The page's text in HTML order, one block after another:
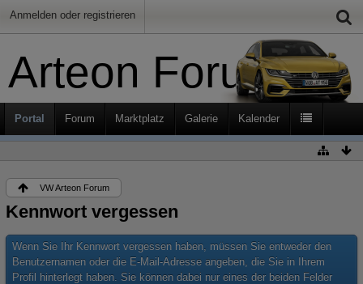
Anmelden oder registrieren
Arteon Forum
Portal Forum Marktplatz Galerie Kalender
VW Arteon Forum
Kennwort vergessen
Wenn Sie Ihr Kennwort vergessen haben, müssen Sie entweder den
Benutzernamen oder die E-Mail-Adresse angeben, die Sie in Ihrem
Profil hinterlegt haben. Sie können dabei nur eines der beiden Felder